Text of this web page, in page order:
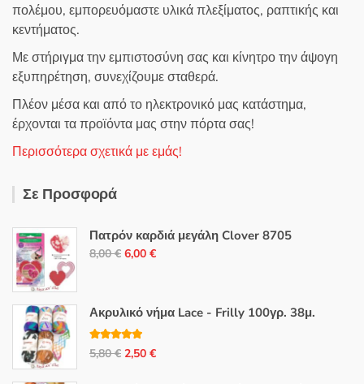
πολέμου, εμπορευόμαστε υλικά πλεξίματος, ραπτικής και
κεντήματος.
Με στήριγμα την εμπιστοσύνη σας και κίνητρο την άψογη
εξυπηρέτηση, συνεχίζουμε σταθερά.
Πλέον μέσα και από το ηλεκτρονικό μας κατάστημα,
έρχονται τα προϊόντα μας στην πόρτα σας!
Περισσότερα σχετικά με εμάς!
Σε Προσφορά
Πατρόν καρδιά μεγάλη Clover 8705
8,00€ Original
8,00 €.
6,00 €Η
είναι:
Ακρυλικό νήμα Lace - Frilly 100γρ. 38μ.
Βαθμολογή
θηκε με 5.00
5,80€ Original
2,50 €Η